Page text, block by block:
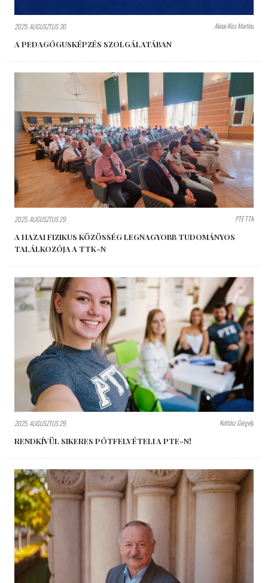
2025. AUGUSZTUS 30. Aknai-Kiss Martina
A PEDAGÓGUSKÉPZÉS SZOLGÁLATÁBAN
2025. AUGUSZTUS 29. PTE TTK
A HAZAI FIZIKUS KÖZÖSSÉG LEGNAGYOBB TUDOMÁNYOS
TALÁLKOZÓJA A TTK-N
2025. AUGUSZTUS 29. Kottász Gergely
RENDKÍVÜL SIKERES PÓTFELVÉTELI A PTE-N!